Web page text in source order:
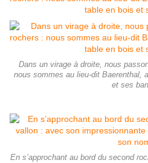
Dans un virage à droite, nous
nous sommes au lieu-dit Baerenthal,
et ses
En s’approchant au bord du second